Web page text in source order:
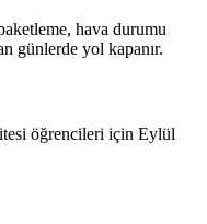
hava durumu
günlerde yol kapanır.
öğrencileri için Eylül